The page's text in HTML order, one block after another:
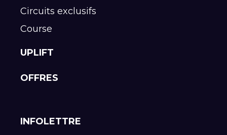
Circuits exclusifs
Course
UPLIFT
OFFRES
INFOLETTRE